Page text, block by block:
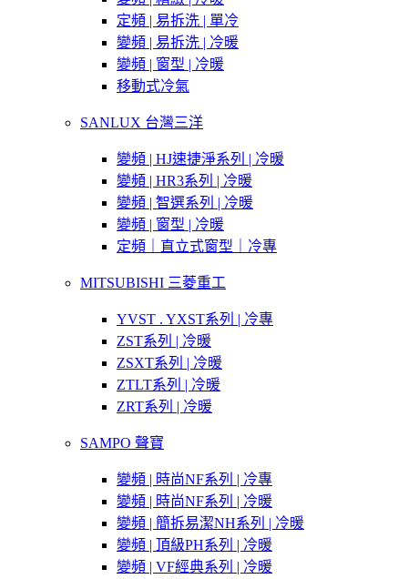
定頻 | 易拆洗 | 單冷
變頻 | 易拆洗 | 冷暖
變頻 | 窗型 | 冷暖
移動式冷氣
SANLUX 台灣三洋
變頻 | HJ速捷淨系列 | 冷暖
變頻 | HR3系列 | 冷暖
變頻 | 智選系列 | 冷暖
變頻 | 窗型 | 冷暖
定頻｜直立式窗型｜冷專
MITSUBISHI 三菱重工
YVST . YXST系列 | 冷專
ZST系列 | 冷暖
ZSXT系列 | 冷暖
ZTLT系列 | 冷暖
ZRT系列 | 冷暖
SAMPO 聲寶
變頻 | 時尚NF系列 | 冷專
變頻 | 時尚NF系列 | 冷暖
變頻 | 簡拆易潔NH系列 | 冷暖
變頻 | 頂級PH系列 | 冷暖
變頻 | VF經典系列 | 冷暖